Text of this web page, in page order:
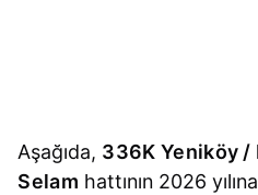
Aşağıda, 336K Yeniköy /
Selam hattının 2026